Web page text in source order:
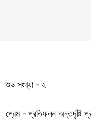
শুভ সংখ্যা - ২
প্রেম - প্রতিফলন অন্তর্দৃষ্টি